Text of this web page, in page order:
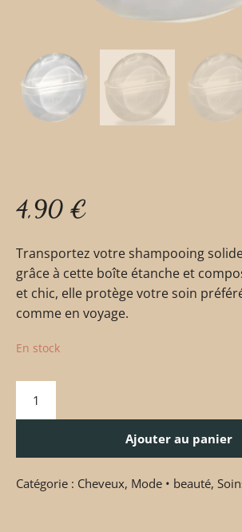
4,90 €
Transportez votre shampooing
grâce à cette boîte étanche et
et chic, elle protège votre soin
comme en voyage.
En stock
Ajouter au panier
Catégorie : Cheveux, Mode • beauté,